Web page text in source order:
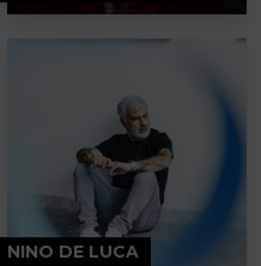
NINO DE LUCA